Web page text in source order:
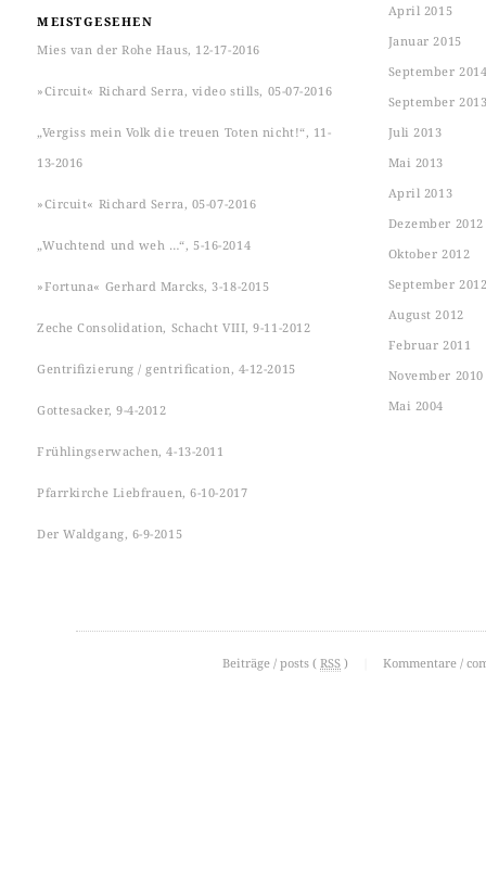
MEISTGESEHEN
Mies van der Rohe Haus, 12-17-2016
»Circuit« Richard Serra, video stills, 05-07-2016
„Vergiss mein Volk die treuen Toten nicht!“, 11-
13-2016
»Circuit« Richard Serra, 05-07-2016
„Wuchtend und weh …“, 5-16-2014
»Fortuna« Gerhard Marcks, 3-18-2015
Zeche Consolidation, Schacht VIII, 9-11-2012
Gentrifizierung / gentrification, 4-12-2015
Gottesacker, 9-4-2012
Frühlingserwachen, 4-13-2011
Pfarrkirche Liebfrauen, 6-10-2017
Der Waldgang, 6-9-2015
April 2015
Januar 2015
September
September
Juli 2013
Mai 2013
April 2013
Dezember 2012
Oktober 2012
September
August 2012
Februar 2011
November 2010
Mai 2004
Beiträge / posts ( RSS ) Kommentare /